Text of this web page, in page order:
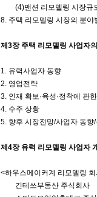
(4)맨션 리모델링 시장규
8. 주택 리모델링 시장의 분야
제3장 주택 리모델링 사업자
1. 유력사업자 동향
2. 영업전략
3. 인재 확보·육성·정착에 관
4. 수주 상황
5. 향후 시장전망/사업자 동향/
제4장 유력 리모델링 사업자
<하우스메이커계 리모델링
긴테쓰부동산 주식회사